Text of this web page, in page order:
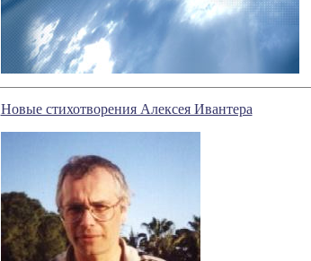
Новые стихотворения Алексея Ивантера